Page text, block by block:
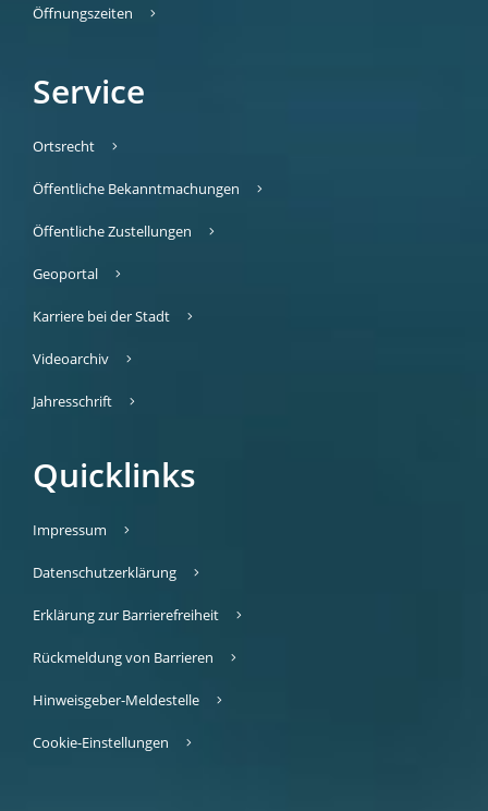
Öffnungszeiten
Service
Ortsrecht
Öffentliche Bekanntmachungen
Öffentliche Zustellungen
Geoportal
Karriere bei der Stadt
Videoarchiv
Jahresschrift
Quicklinks
Impressum
Datenschutzerklärung
Erklärung zur Barrierefreiheit
Rückmeldung von Barrieren
Hinweisgeber-Meldestelle
Cookie-Einstellungen